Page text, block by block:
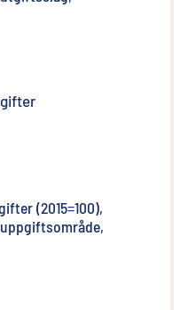
(2015=100),